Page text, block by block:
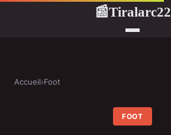
📰Tiralarc22
Accueil›Foot
FOOT